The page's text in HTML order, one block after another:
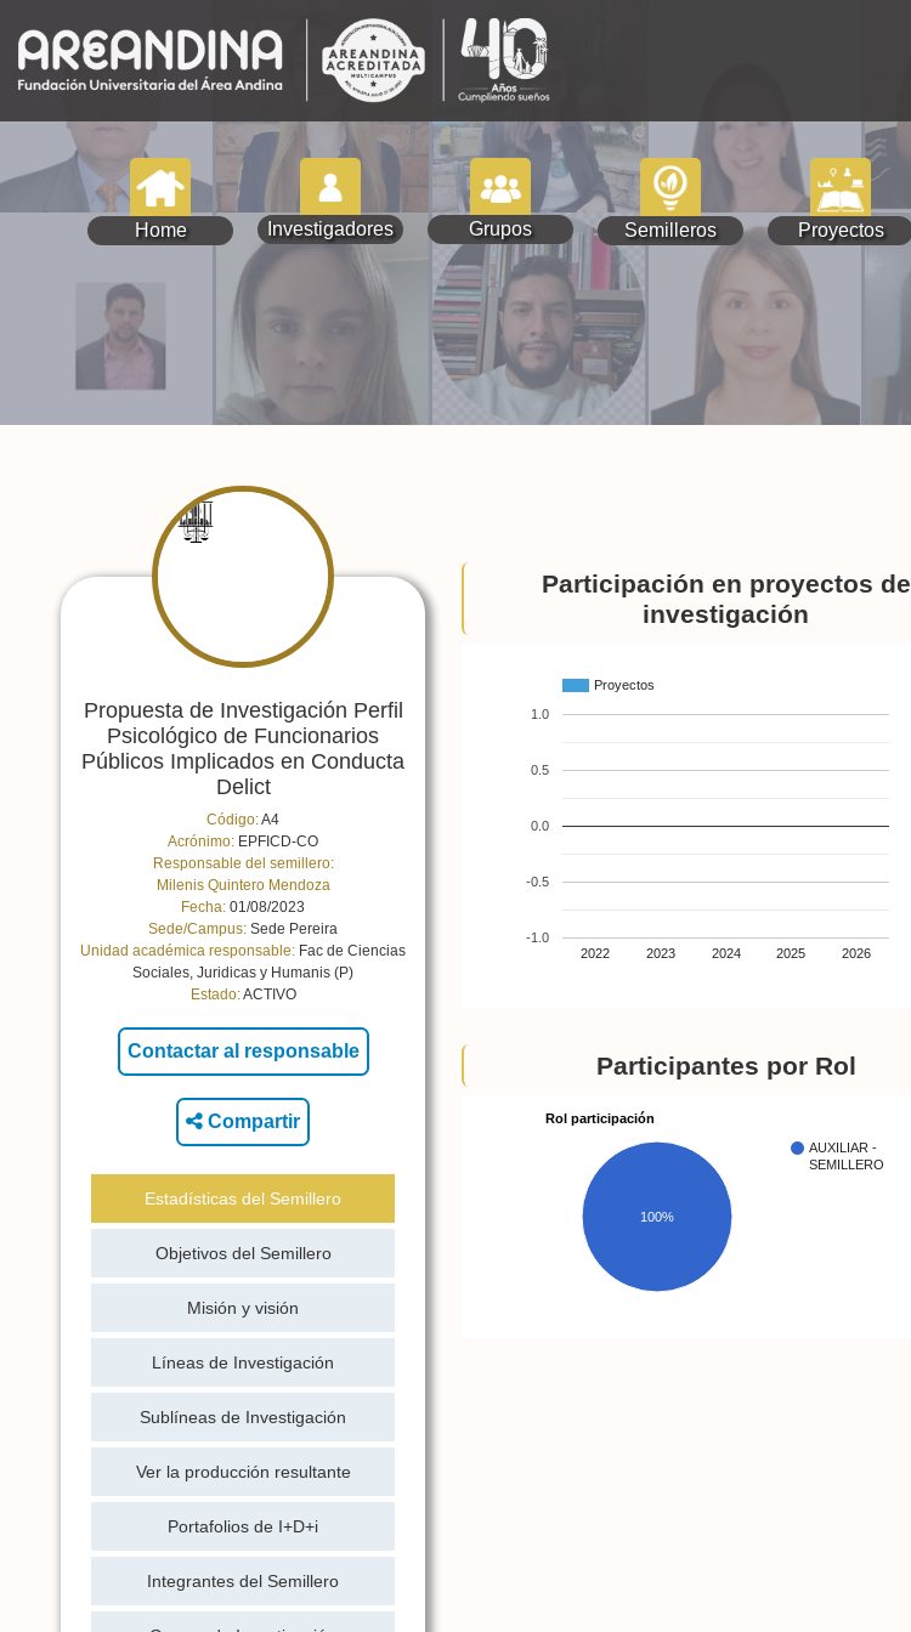
Home Investigadores Grupos Semilleros Proyectos
Propuesta de Investigación Perfil
Psicológico de Funcionarios
Públicos Implicados en Conducta
Delict
Código:A4
Acrónimo: EPFICD-CO
Responsable del semillero:
Milenis Quintero Mendoza
Fecha: 01/08/2023
Sede/Campus: Sede Pereira
Unidad académica responsable: Fac de Ciencias
Sociales, Juridicas y Humanis (P)
Estado:ACTIVO
Compartir
Estadísticas del Semillero
Objetivos del Semillero
Misión y visión
Líneas de Investigación
Sublíneas de Investigación
Ver la producción resultante
Portafolios de I+D+i
Integrantes del Semillero
Participación en proyectos de
investigación
Proyectos
2022 2023 2024 2025 2026
-1.0
-0.5
0.0
0.5
1.0
Participantes por Rol
Rol participación
AUXILIAR -
SEMILLERO
100%